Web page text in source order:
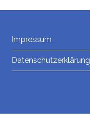
Impressum
Datenschutzerklärung